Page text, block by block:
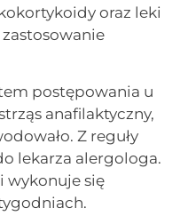
oraz leki
postępowania u
anafilaktyczny,
Z reguły
lekarza alergologa.
wykonuje się